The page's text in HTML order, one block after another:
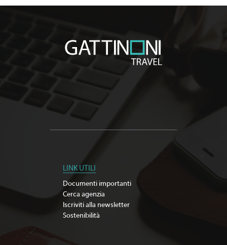
LINK UTILI
Documenti importanti
Cerca agenzia
Iscriviti alla newsletter
Sostenibilità